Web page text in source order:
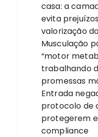
casa: a
evita
valorização
Musculação
“motor
trabalhando
promessas
Entrada
protocolo de
protegerem
compliance